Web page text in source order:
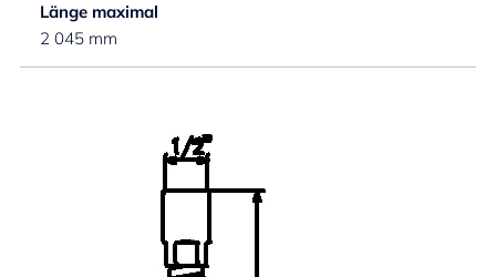
Länge maximal
2 045 mm